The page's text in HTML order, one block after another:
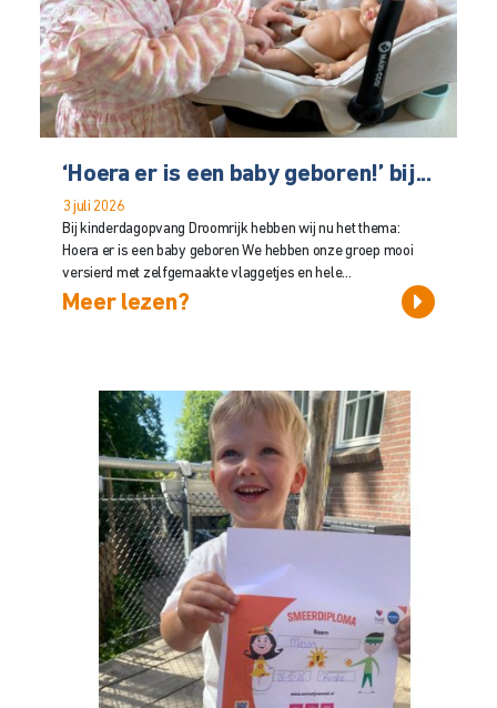
‘Hoera er is een baby geboren!’ bij...
3 juli 2026
Bij kinderdagopvang Droomrijk hebben wij nu het thema:
Hoera er is een baby geboren We hebben onze groep mooi
versierd met zelfgemaakte vlaggetjes en hele...
Meer lezen?